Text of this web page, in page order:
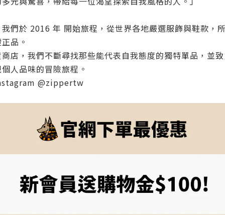
們於 2016 年 開始旅程，從世界各地嚴選服飾與鞋款，
品 。
店，我們不斷尋找那些能代表自我態度的獨特單品，並
人品味的冒險旅程。
@zippertw